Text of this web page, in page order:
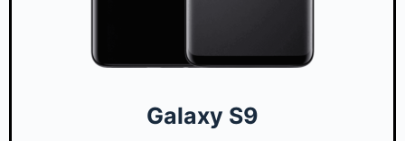
Galaxy S9